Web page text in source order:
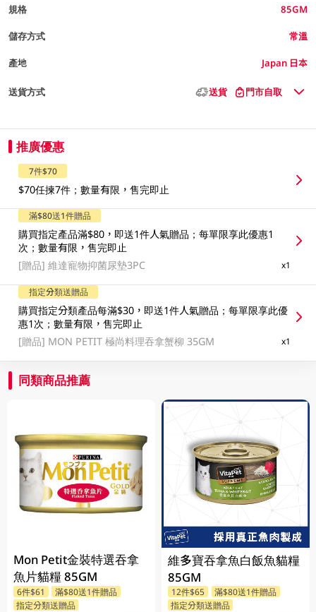
規格 85GM
儲存方式 常溫
產地 Japan 日本
送貨方式 送貨 門市自取
推廣優惠
7件$70
$70任揀7件；數量有限，售完即止
滿$80送1件贈品
購買指定產品滿$80，即送1件人氣贈品；每單限享此優惠1
次；數量有限，售完即止
[贈品]維達寵物抑菌尿墊3PC x1
指定分類送贈品
購買指定分類產品每滿$30，即送1件人氣贈品；每單限享此優
惠1次；數量有限，售完即止
[贈品] MON PETIT 極尚料理吞拿蟹柳 35GM x1
同類商品推薦
Mon Petit金裝特選吞拿
魚片貓糧 85GM
6件$61
滿$80送1件贈品
指定分類送贈品
維多寶吞拿魚白飯魚貓糧
85GM
12件$65
滿$80送1件贈品
指定分類送贈品